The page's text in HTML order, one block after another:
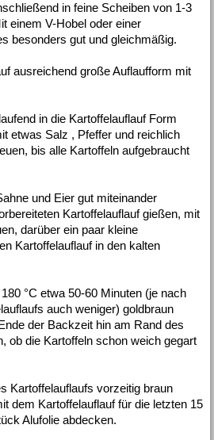
in feine Scheiben von 1-3
einem V-Hobel oder einer
besonders gut und gleichmäßig.
ausreichend große Auflaufform mit
in die Kartoffelauflauf Form
etwas Salz , Pfeffer und reichlich
bis alle Kartoffeln aufgebraucht
und Eier gut miteinander
Kartoffelauflauf gießen, mit
darüber ein paar kleine
Kartoffelauflauf in den kalten
180 °C etwa 50-60 Minuten (je nach
auch weniger) goldbraun
der Backzeit hin am Rand des
ob die Kartoffeln schon weich gegart
Kartoffelauflaufs vorzeitig braun
dem Kartoffelauflauf für die letzten 15
Alufolie abdecken.